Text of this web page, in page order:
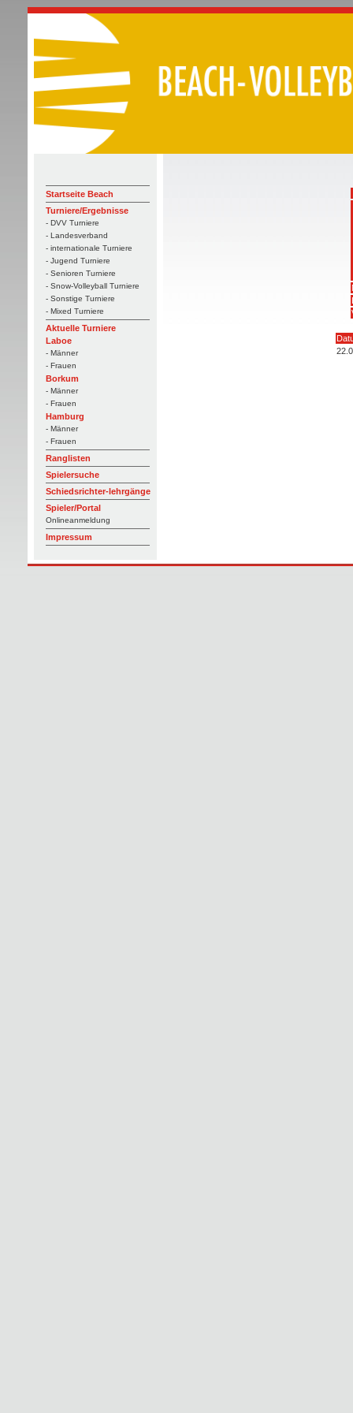
Startseite Beach
Turniere/Ergebnisse
- DVV Turniere
- Landesverband
- internationale Turniere
- Jugend Turniere
- Senioren Turniere
- Snow-Volleyball Turniere
- Sonstige Turniere
- Mixed Turniere
Aktuelle Turniere
Laboe
- Männer
- Frauen
Borkum
- Männer
- Frauen
Hamburg
- Männer
- Frauen
Ranglisten
Spielersuche
Schiedsrichter-lehrgänge
Spieler/Portal
Onlineanmeldung
Impressum